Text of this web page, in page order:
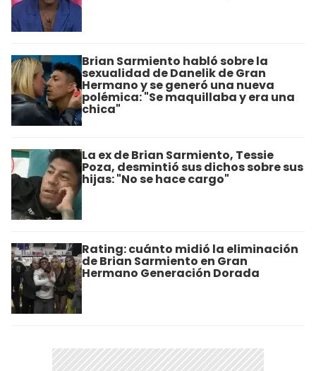
Brian Sarmiento habló sobre la
sexualidad de Danelik de Gran
Hermano y se generó una nueva
polémica: "Se maquillaba y era una
chica"
La ex de Brian Sarmiento, Tessie
Poza, desmintió sus dichos sobre sus
hijas: "No se hace cargo"
Rating: cuánto midió la eliminación
de Brian Sarmiento en Gran
Hermano Generación Dorada